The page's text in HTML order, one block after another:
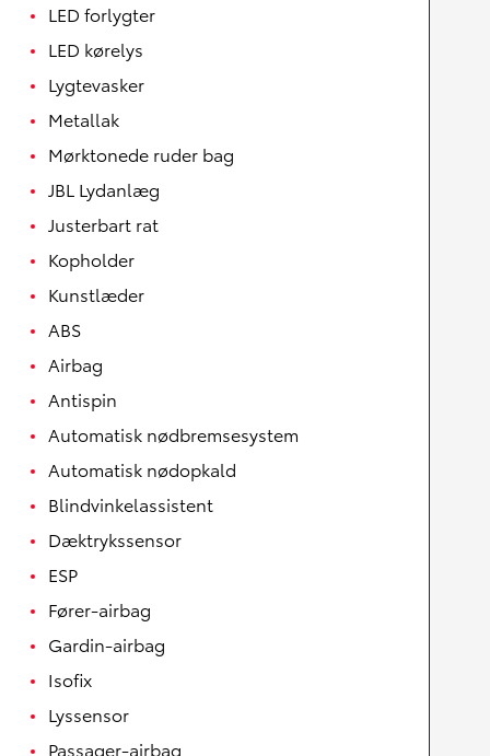
LED forlygter
LED kørelys
Lygtevasker
Metallak
Mørktonede ruder bag
JBL Lydanlæg
Justerbart rat
Kopholder
Kunstlæder
ABS
Airbag
Antispin
Automatisk nødbremsesystem
Automatisk nødopkald
Blindvinkelassistent
Dæktrykssensor
ESP
Fører-airbag
Gardin-airbag
Isofix
Lyssensor
Passager-airbag